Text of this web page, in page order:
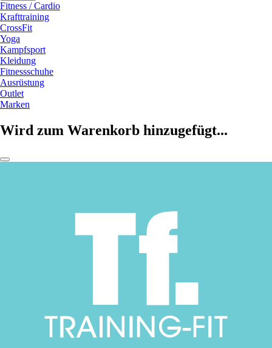
Fitness / Cardio
Krafttraining
CrossFit
Yoga
Kampfsport
Kleidung
Fitnessschuhe
Ausrüstung
Outlet
Marken
Wird zum Warenkorb hinzugefügt...